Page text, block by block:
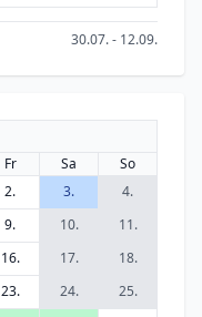
30.07. - 12.09.
Fr Sa
So
2. 3.
4.
9. 10.
11.
16. 17.
18.
23. 24.
25.